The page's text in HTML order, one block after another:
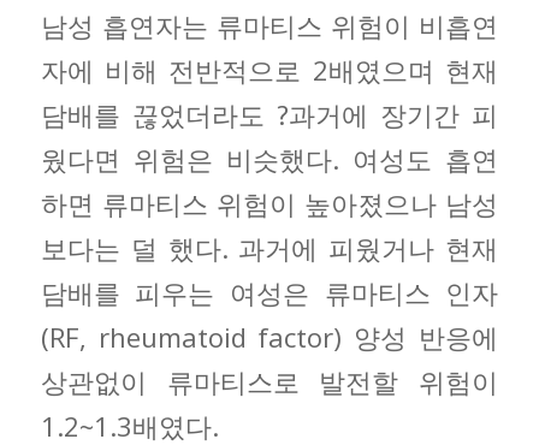
남성 흡연자는 류마티스 위험이 비흡연
자에 비해 전반적으로 2배였으며 현재
담배를 끊었더라도 ?과거에 장기간 피
웠다면 위험은 비슷했다. 여성도 흡연
하면 류마티스 위험이 높아졌으나 남성
보다는 덜 했다. 과거에 피웠거나 현재
담배를 피우는 여성은 류마티스 인자
(RF, rheumatoid factor) 양성 반응에
상관없이 류마티스로 발전할 위험이
1.2~1.3배였다.